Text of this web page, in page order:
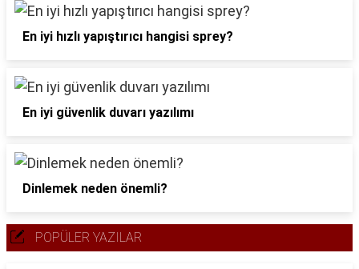
En iyi hızlı yapıştırıcı hangisi sprey?
En iyi güvenlik duvarı yazılımı
Dinlemek neden önemli?
POPÜLER YAZILAR